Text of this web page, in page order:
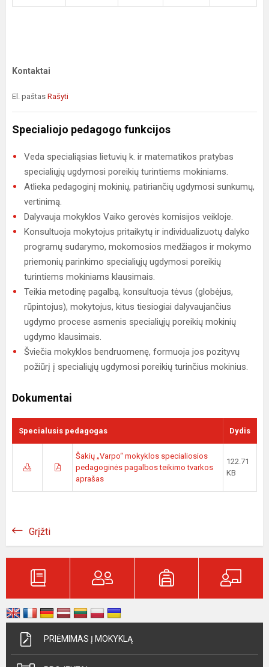
Kontaktai
El. paštas Rašyti
Specialiojo pedagogo funkcijos
Veda specialiąsias lietuvių k. ir matematikos pratybas
specialiųjų ugdymosi poreikių turintiems mokiniams.
Atlieka pedagoginį mokinių, patiriančių ugdymosi sunkumų,
vertinimą.
Dalyvauja mokyklos Vaiko gerovės komisijos veikloje.
Konsultuoja mokytojus pritaikytų ir individualizuotų dalyko
programų sudarymo, mokomosios medžiagos ir mokymo
priemonių parinkimo specialiųjų ugdymosi poreikių
turintiems mokiniams klausimais.
Teikia metodinę pagalbą, konsultuoja tėvus (globėjus,
rūpintojus), mokytojus, kitus tiesiogiai dalyvaujančius
ugdymo procese asmenis specialiųjų poreikių mokinių
ugdymo klausimais.
Šviečia mokyklos bendruomenę, formuoja jos pozityvų
požiūrį į specialiųjų ugdymosi poreikių turinčius mokinius.
Dokumentai
Specialusis pedagogas Dydis
Šakių „Varpo“ mokyklos specialiosios
pedagoginės pagalbos teikimo tvarkos
aprašas
122.71
KB
Grįžti
PRIĖMIMAS Į MOKYKLĄ